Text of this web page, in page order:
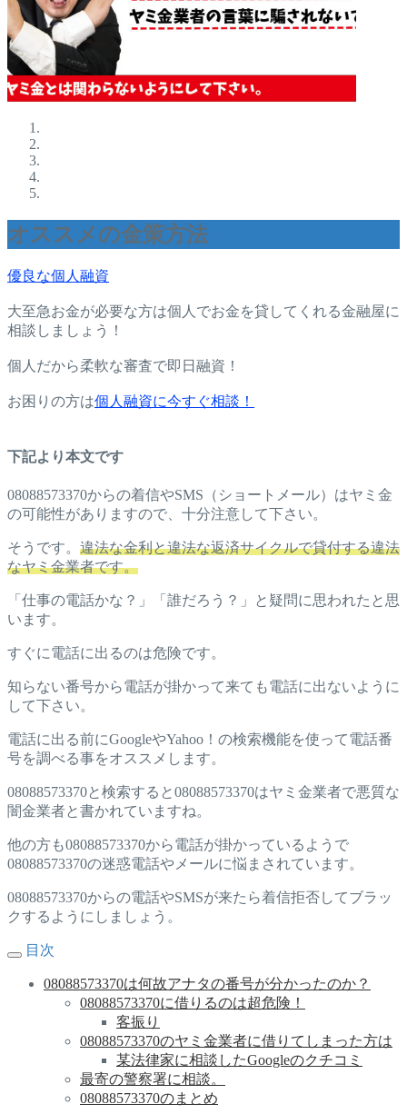
オススメの金策方法
優良な個人融資
大至急お金が必要な方は個人でお金を貸してくれる金融屋に
相談しましょう！
個人だから柔軟な審査で即日融資！
お困りの方は個人融資に今すぐ相談！
下記より本文です
08088573370からの着信やSMS（ショートメール）はヤミ金
の可能性がありますので、十分注意して下さい。
そうです。 違法な金利と違法な返済サイクルで貸付する違法
なヤミ金業者です。
「仕事の電話かな？」「誰だろう？」と疑問に思われたと思
います。
すぐに電話に出るのは危険です。
知らない番号から電話が掛かって来ても電話に出ないように
して下さい。
電話に出る前にGoogleやYahoo！の検索機能を使って電話番
号を調べる事をオススメします。
08088573370と検索すると08088573370はヤミ金業者で悪質な
闇金業者と書かれていますね。
他の方も08088573370から電話が掛かっているようで
08088573370の迷惑電話やメールに悩まされています。
08088573370からの電話やSMSが来たら着信拒否してブラッ
クするようにしましょう。
目次
08088573370は何故アナタの番号が分かったのか？
08088573370に借りるのは超危険！
客振り
08088573370のヤミ金業者に借りてしまった方は
某法律家に相談したGoogleのクチコミ
最寄の警察署に相談。
08088573370のまとめ